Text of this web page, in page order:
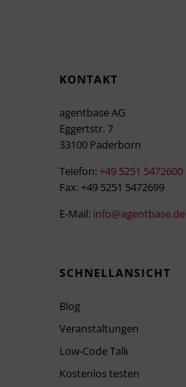
KONTAKT
agentbase AG
Eggertstr. 7
33100 Paderborn
Telefon: +49 5251 5472600
Fax: +49 5251 5472699
E-Mail: info@agentbase.de
SCHNELLANSICHT
Blog
Veranstaltungen
Low-Code Talk
Kostenlos testen